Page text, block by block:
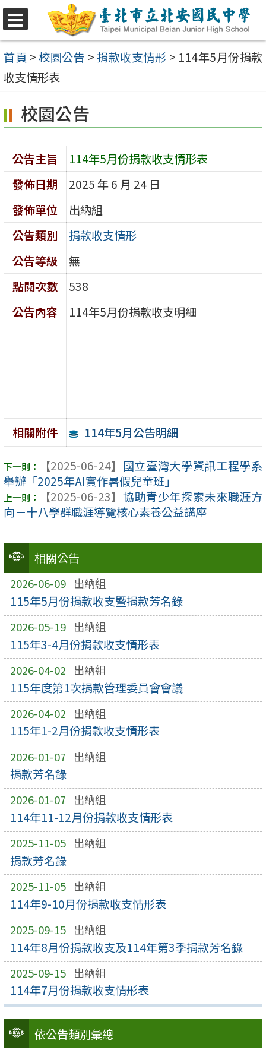
選
單
跳
至
主
要
容
區
首頁 >校園公告 >捐款收支情形 > 114年5月份捐款
收支情形表
相關公告
2026-06-09 出納組
115年5月份捐款收支暨捐款芳名錄
2026-05-19 出納組
115年3-4月份捐款收支情形表
2026-04-02 出納組
115年度第1次捐款管理委員會會議
2026-04-02 出納組
115年1-2月份捐款收支情形表
2026-01-07 出納組
捐款芳名錄
2026-01-07 出納組
114年11-12月份捐款收支情形表
2025-11-05 出納組
捐款芳名錄
2025-11-05 出納組
114年9-10月份捐款收支情形表
2025-09-15 出納組
114年8月份捐款收支及114年第3季捐款芳名錄
2025-09-15 出納組
114年7月份捐款收支情形表
依公告類別彙總
校園公告
公告主旨
114年5月份捐款收支情形表
發佈日期
2025 年 6 月 24 日
發佈單位
出納組
公告類別
捐款收支情形
公告等級
無
點閱次數
538
公告內容
114年5月份捐款收支明細
相關附件 114年5月公告明細
【2025-06-24】 國立臺灣大學資訊工程學系
舉辦「2025年AI實作暑假兒童班」
【2025-06-23】 協助青少年探索未來職涯方
向－十八學群職涯導覽核心素養公益講座